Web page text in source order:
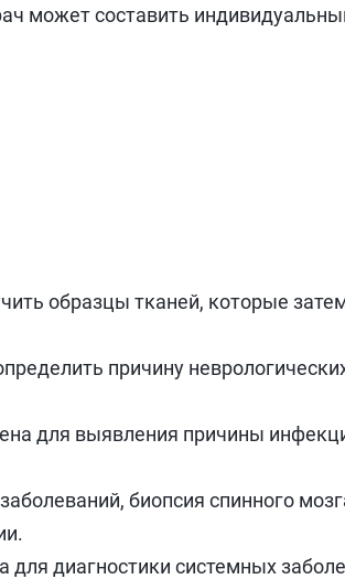
может составить
образцы тканей, которые
причину
для выявления причины
биопсия спинного
диагностики системных